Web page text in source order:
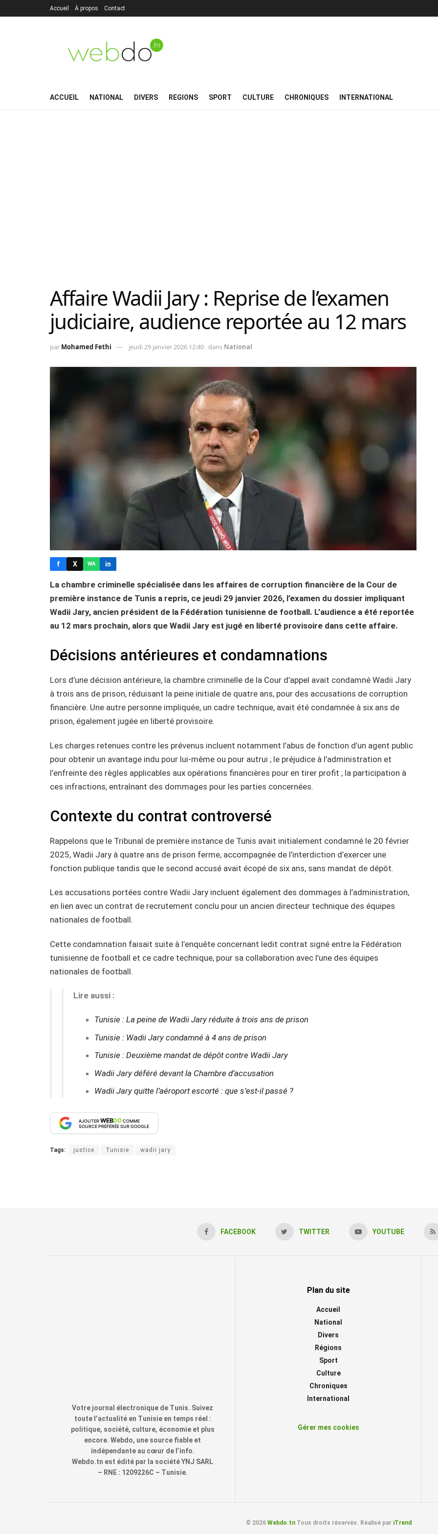
Accueil À propos Contact
ACCUEIL NATIONAL DIVERS REGIONS SPORT CULTURE CHRONIQUES INTERNATIONAL
Affaire Wadii Jary : Reprise de l’examen
judiciaire, audience reportée au 12 mars
par Mohamed Fethi jeudi 29 janvier 2026 12:40 dans National
f X WA in
La chambre criminelle spécialisée dans les affaires de corruption financière de la Cour de
première instance de Tunis a repris, ce jeudi 29 janvier 2026, l’examen du dossier impliquant
Wadii Jary, ancien président de la Fédération tunisienne de football. L’audience a été reportée
au 12 mars prochain, alors que Wadii Jary est jugé en liberté provisoire dans cette affaire.
Décisions antérieures et condamnations
Lors d’une décision antérieure, la chambre criminelle de la Cour d’appel avait condamné Wadii Jary
à trois ans de prison, réduisant la peine initiale de quatre ans, pour des accusations de corruption
financière. Une autre personne impliquée, un cadre technique, avait été condamnée à six ans de
prison, également jugée en liberté provisoire.
Les charges retenues contre les prévenus incluent notamment l’abus de fonction d’un agent public
pour obtenir un avantage indu pour lui-même ou pour autrui ; le préjudice à l’administration et
l’enfreinte des règles applicables aux opérations financières pour en tirer profit ; la participation à
ces infractions, entraînant des dommages pour les parties concernées.
Contexte du contrat controversé
Rappelons que le Tribunal de première instance de Tunis avait initialement condamné le 20 février
2025, Wadii Jary à quatre ans de prison ferme, accompagnée de l’interdiction d’exercer une
fonction publique tandis que le second accusé avait écopé de six ans, sans mandat de dépôt.
Les accusations portées contre Wadii Jary incluent également des dommages à l’administration,
en lien avec un contrat de recrutement conclu pour un ancien directeur technique des équipes
nationales de football.
Cette condamnation faisait suite à l’enquête concernant ledit contrat signé entre la Fédération
tunisienne de football et ce cadre technique, pour sa collaboration avec l’une des équipes
nationales de football.
Lire aussi :
Tunisie : La peine de Wadii Jary réduite à trois ans de prison
Tunisie : Wadii Jary condamné à 4 ans de prison
Tunisie : Deuxième mandat de dépôt contre Wadii Jary
Wadii Jary déféré devant la Chambre d’accusation
Wadii Jary quitte l’aéroport escorté : que s’est-il passé ?
AJOUTERWEBDOCOMME
SOURCE PRÉFÉRÉE SUR GOOGLE
Tags: justice Tunisie wadii jary
FACEBOOK TWITTER YOUTUBE
Votre journal électronique de Tunis. Suivez
toute l’actualité en Tunisie en temps réel :
politique, société, culture, économie et plus
encore. Webdo, une source fiable et
indépendante au cœur de l’info.
Webdo.tn est édité par la société YNJ SARL
– RNE : 1209226C – Tunisie.
Plan du site
Accueil
National
Divers
Régions
Sport
Culture
Chroniques
International
Gérer mes cookies
© 2026 Webdo.tnTous droits réservés. Réalisé par iTrend